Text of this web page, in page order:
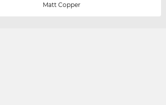
Matt Copper